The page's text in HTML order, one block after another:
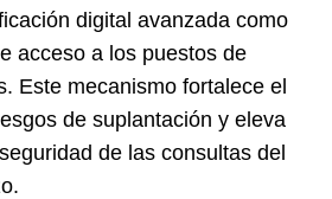
digital avanzada como
acceso a los puestos de
Este mecanismo fortalece el
de suplantación y eleva
de las consultas del